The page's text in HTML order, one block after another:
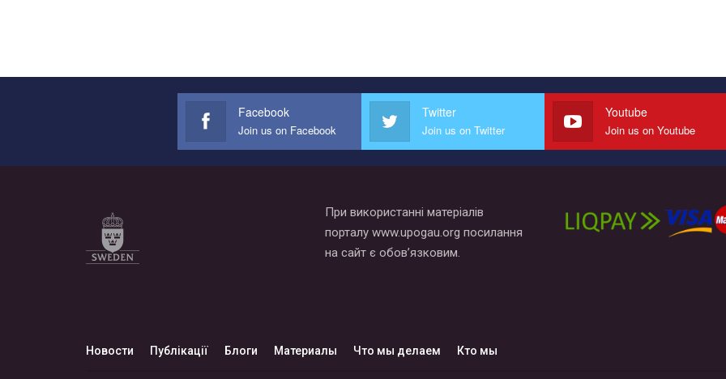
Facebook
Join us on Facebook
Twitter
Join us on Twitter
Youtube
Join us on Youtube
При використанні матеріалів
порталу www.upogau.org посилання
на сайт є обов’язковим.
Новости Публікації Блоги Материалы Что мы делаем Кто мы